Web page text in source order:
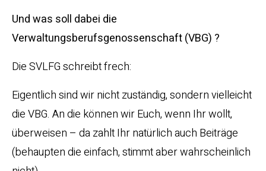
Und was soll dabei die
Verwaltungsberufsgenossenschaft (VBG) ?
Die SVLFG schreibt frech:
Eigentlich sind wir nicht zuständig, sondern vielleicht
die VBG. An die können wir Euch, wenn Ihr wollt,
überweisen – da zahlt Ihr natürlich auch Beiträge
(behaupten die einfach, stimmt aber wahrscheinlich